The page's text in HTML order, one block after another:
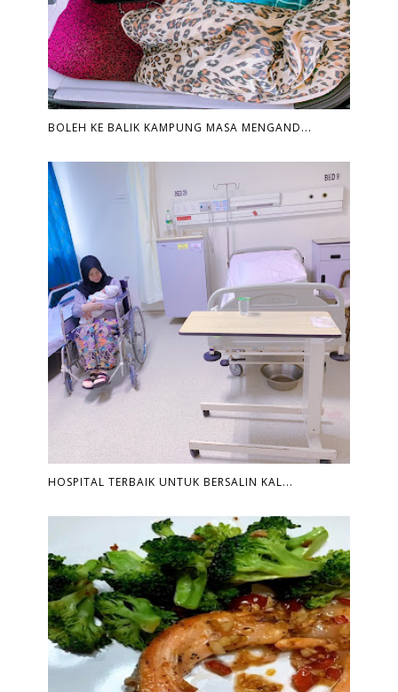
BOLEH KE BALIK KAMPUNG MASA MENGAND...
HOSPITAL TERBAIK UNTUK BERSALIN KAL...